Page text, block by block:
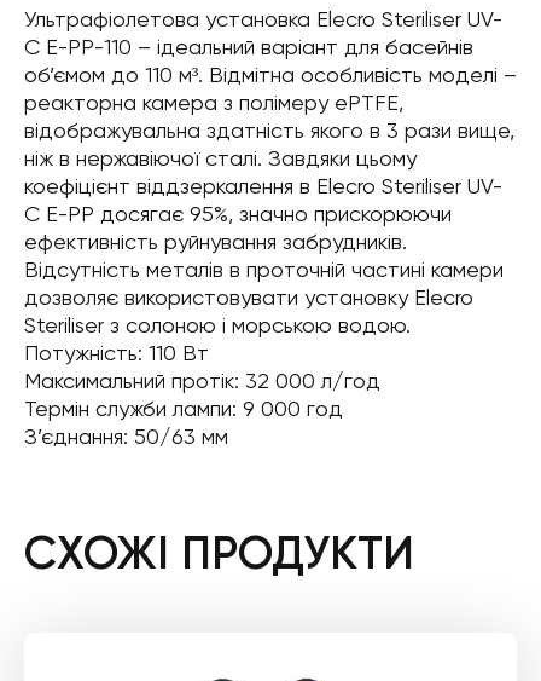
Ультрафіолетова установка Elecro Steriliser UV-
C E-PP-110 – ідеальний варіант для басейнів
об’ємом до 110 м³. Відмітна особливість моделі –
реакторна камера з полімеру ePTFE,
відображувальна здатність якого в 3 рази вище,
ніж в нержавіючої сталі. Завдяки цьому
коефіцієнт віддзеркалення в Elecro Steriliser UV-
C E-PP досягає 95%, значно прискорюючи
ефективність руйнування забрудників.
Відсутність металів в проточній частині камери
дозволяє використовувати установку Elecro
Steriliser з солоною і морською водою.
Потужність: 110 Вт
Максимальний протік: 32 000 л/год
Термін служби лампи: 9 000 год
З’єднання: 50/63 мм
СХОЖІ ПРОДУКТИ